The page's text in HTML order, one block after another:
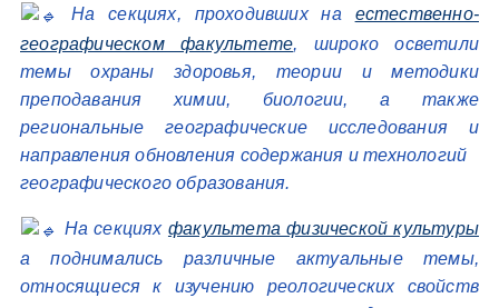
На секциях, проходивших на естественно-
географическом факультете, широко осветили
темы охраны здоровья, теории и методики
преподавания химии, биологии, а также
региональные географические исследования и
направления обновления содержания и технологий
географического образования.
На секциях факультета физической культуры
а поднимались различные актуальные темы,
относящиеся к изучению реологических свойств